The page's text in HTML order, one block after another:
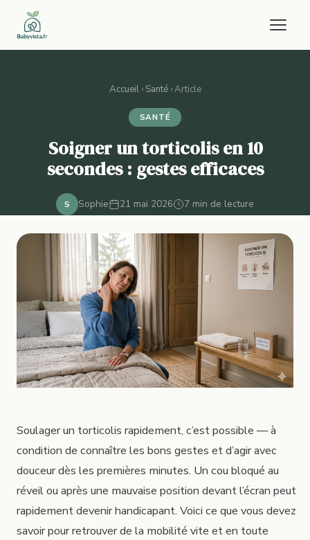
Bien-être
Découvrir nos guides
Accueil› Santé›Article
SANTÉ
Soigner un torticolis en 10
secondes : gestes efficaces
S Sophie 21 mai 2026 7 min de lecture
Soulager un torticolis rapidement, c’est possible — à
condition de connaître les bons gestes et d’agir avec
douceur dès les premières minutes. Un cou bloqué au
réveil ou après une mauvaise position devant l’écran peut
rapidement devenir handicapant. Voici ce que vous devez
savoir pour retrouver de la mobilité vite et en toute